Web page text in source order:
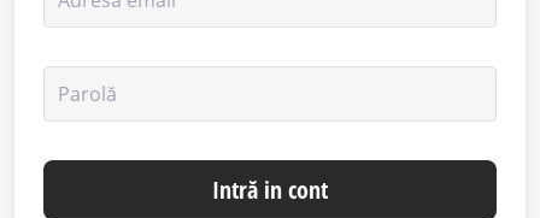
Parolă
Intră in cont